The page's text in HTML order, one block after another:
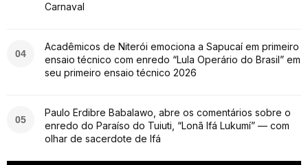
Carnaval
04
Acadêmicos de Niterói emociona a Sapucaí em primeiro
ensaio técnico com enredo “Lula Operário do Brasil” em
seu primeiro ensaio técnico 2026
05
Paulo Erdibre Babalawo, abre os comentários sobre o
enredo do Paraíso do Tuiuti, “Lonã Ifá Lukumí” — com
olhar de sacerdote de Ifá